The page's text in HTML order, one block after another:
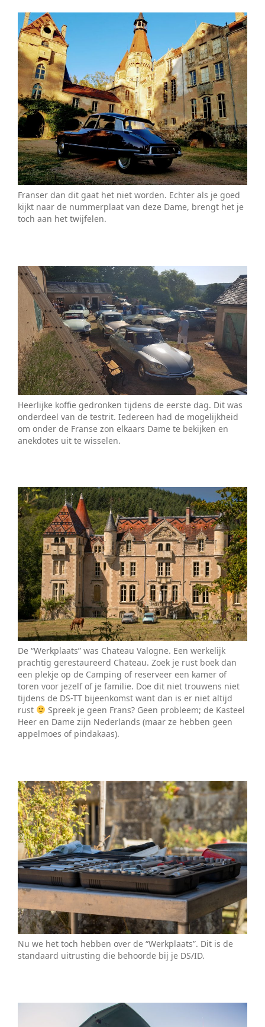
Franser dan dit gaat het niet worden. Echter als je goed
kijkt naar de nummerplaat van deze Dame, brengt het je
toch aan het twijfelen.
Heerlijke koffie gedronken tijdens de eerste dag. Dit was
onderdeel van de testrit. Iedereen had de mogelijkheid
om onder de Franse zon elkaars Dame te bekijken en
anekdotes uit te wisselen.
De “Werkplaats” was Chateau Valogne. Een werkelijk
prachtig gerestaureerd Chateau. Zoek je rust boek dan
een plekje op de Camping of reserveer een kamer of
toren voor jezelf of je familie. Doe dit niet trouwens niet
tijdens de DS-TT bijeenkomst want dan is er niet altijd
rust
Spreek je geen Frans? Geen probleem; de Kasteel
Heer en Dame zijn Nederlands (maar ze hebben geen
appelmoes of pindakaas).
Nu we het toch hebben over de “Werkplaats”. Dit is de
standaard uitrusting die behoorde bij je DS/ID.